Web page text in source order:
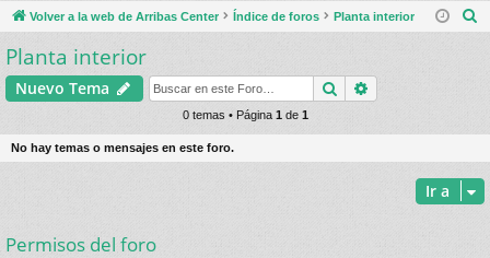
ac
es
rá
do
os nti ist
Volver a la web de Arribas Center Índice de foros Planta interior
r
Planta interior
Nuevo Tema Buscar
0 temas • Página 1de 1
No hay temas o mensajes en este foro.
Ir a
Permisos del foro